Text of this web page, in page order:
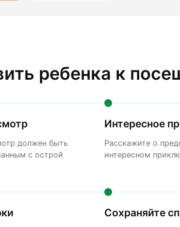
ребенка к
должен быть
с острой
Интересное
Расскажите о
интересном
Сохраняйте